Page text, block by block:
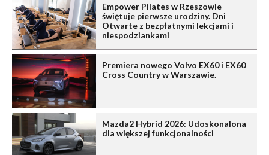
Empower Pilates w Rzeszowie
świętuje pierwsze urodziny. Dni
Otwarte z bezpłatnymi lekcjami i
niespodziankami
Premiera nowego Volvo EX60 i EX60
Cross Country w Warszawie.
Mazda2 Hybrid 2026: Udoskonalona
dla większej funkcjonalności